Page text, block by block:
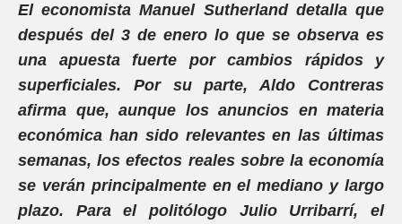
El economista Manuel Sutherland detalla que
después del 3 de enero lo que se observa es
una apuesta fuerte por cambios rápidos y
superficiales. Por su parte, Aldo Contreras
afirma que, aunque los anuncios en materia
económica han sido relevantes en las últimas
semanas, los efectos reales sobre la economía
se verán principalmente en el mediano y largo
plazo. Para el politólogo Julio Urribarrí, el